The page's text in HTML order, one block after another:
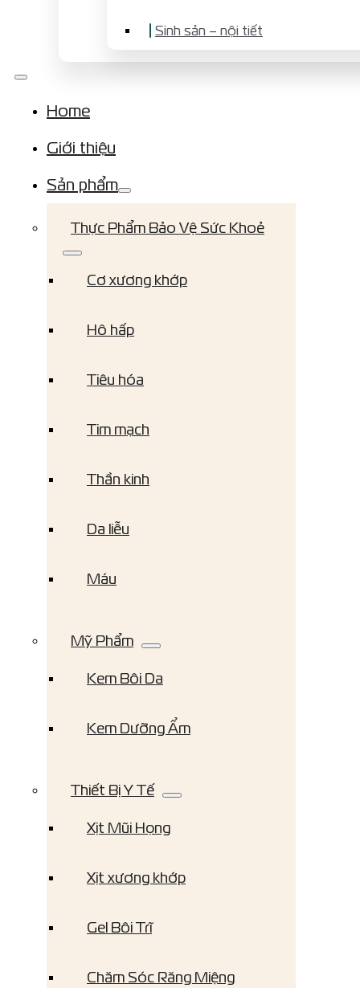
Sinh sản – nội tiết
Home
Giới thiệu
Sản phẩm
Thực Phẩm Bảo Vệ Sức Khoẻ
Cơ xương khớp
Hô hấp
Tiêu hóa
Tim mạch
Thần kinh
Da liễu
Máu
Mỹ Phẩm
Kem Bôi Da
Kem Dưỡng Ẩm
Thiết Bị Y Tế
Xịt Mũi Họng
Xịt xương khớp
Gel Bôi Trĩ
Chăm Sóc Răng Miệng